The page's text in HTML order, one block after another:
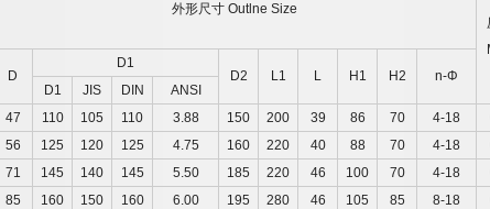
外形尺寸 Outlne Size
D
D1
D2
L1 L H1 H2
n-Φ
D1
JIS DIN ANSI
47 110 105 110 3.88 150 200 39 86 70 4-18
56 125 120 125 4.75 160 220 40 88 70 4-18
71 145 140 145 5.50 185 220 46 100 70 4-18
85 160 150 160 6.00 195 280 46 105 85 8-18